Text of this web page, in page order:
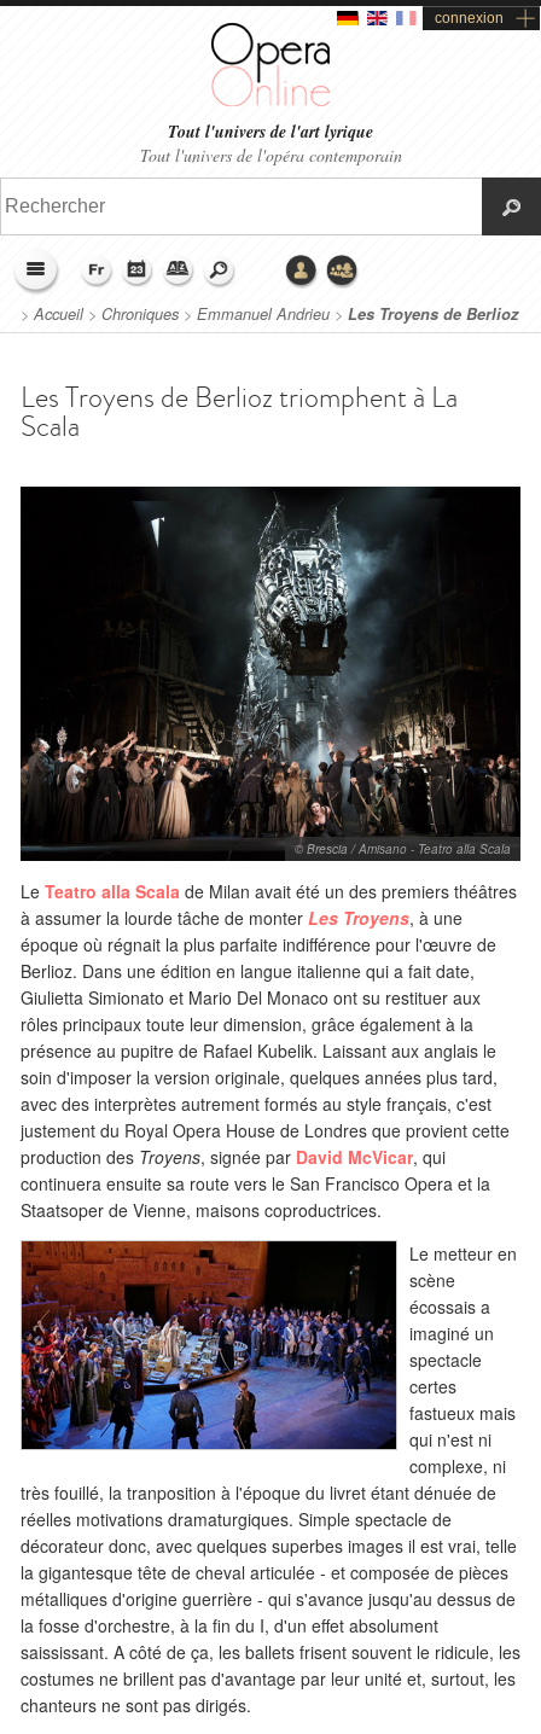
connexion
Tout l'univers de l'art lyrique
Tout l'univers de l'opéra contemporain
>Accueil> Chroniques > Emmanuel Andrieu > Les Troyens de Berlioz
triomphent à La Scala
Les Troyens de Berlioz triomphent à La
Scala
© Brescia / Amisano - Teatro alla Scala
Le Teatro alla Scala de Milan avait été un des premiers théâtres
à assumer la lourde tâche de monter Les Troyens, à une
époque où régnait la plus parfaite indifférence pour l'œuvre de
Berlioz. Dans une édition en langue italienne qui a fait date,
Giulietta Simionato et Mario Del Monaco ont su restituer aux
rôles principaux toute leur dimension, grâce également à la
présence au pupitre de Rafael Kubelik. Laissant aux anglais le
soin d'imposer la version originale, quelques années plus tard,
avec des interprètes autrement formés au style français, c'est
justement du Royal Opera House de Londres que provient cette
production des Troyens, signée par David McVicar, qui
continuera ensuite sa route vers le San Francisco Opera et la
Staatsoper de Vienne, maisons coproductrices.
Le metteur en
scène
écossais a
imaginé un
spectacle
certes
fastueux mais
qui n'est ni
complexe, ni
très fouillé, la tranposition à l'époque du livret étant dénuée de
réelles motivations dramaturgiques. Simple spectacle de
décorateur donc, avec quelques superbes images il est vrai, telle
la gigantesque tête de cheval articulée - et composée de pièces
métalliques d'origine guerrière - qui s'avance jusqu'au dessus de
la fosse d'orchestre, à la fin du I, d'un effet absolument
saississant. A côté de ça, les ballets frisent souvent le ridicule, les
costumes ne brillent pas d'avantage par leur unité et, surtout, les
chanteurs ne sont pas dirigés.